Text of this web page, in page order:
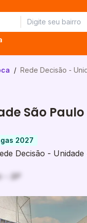
/ Rede Decisão -
São
2027
Decisão -
- SP